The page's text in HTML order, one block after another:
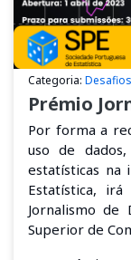
Categoria:
Prémio
Por forma a
uso de dados,
estatísticas na
Estatística,
Jornalismo de
Superior de